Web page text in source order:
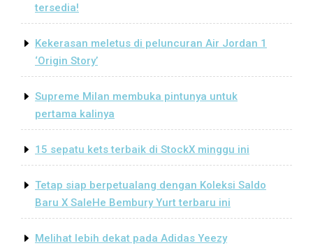
tersedia!
Kekerasan meletus di peluncuran Air Jordan 1
‘Origin Story’
Supreme Milan membuka pintunya untuk
pertama kalinya
15 sepatu kets terbaik di StockX minggu ini
Tetap siap berpetualang dengan Koleksi Saldo
Baru X SaleHe Bembury Yurt terbaru ini
Melihat lebih dekat pada Adidas Yeezy